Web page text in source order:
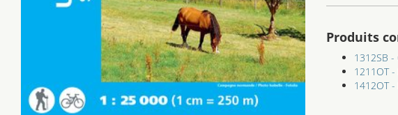
Produits
1312SB -
1211OT -
1412OT -